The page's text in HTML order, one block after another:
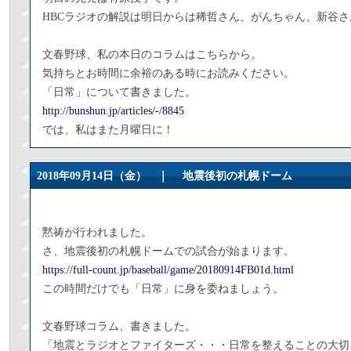
HBCラジオの解説は明日からは稀哲さん、がんちゃん、新谷
文春野球、私の本日のコラムはこちらから。
気持ちとお時間に余裕のある時にお読みください。
「日常」について書きました。
http://bunshun.jp/articles/-/8845
では、私はまた月曜日に！
2018年09月14日（金） ｜地震後初の札幌ドーム
黙祷が行われました。
さ、地震後初の札幌ドームでの試合が始まります。
https://full-count.jp/baseball/game/20180914FB01d.html
この時間だけでも「日常」に身を委ねましょう。
文春野球コラム、書きました。
「地震とラジオとファイターズ・・・日常を整えることの大